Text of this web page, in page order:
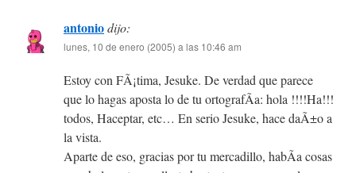
antoniodijo:
lunes, 10 de enero (2005) a las 10:46 am
Estoy con FÃ¡tima, Jesuke. De verdad que parece
que lo hagas aposta lo de tu ortografÃ­a: hola !!!!Ha!!!
todos, Haceptar, etc… En serio Jesuke, hace daÃ±o a
la vista.
Aparte de eso, gracias por tu mercadillo, habÃ­a cosas